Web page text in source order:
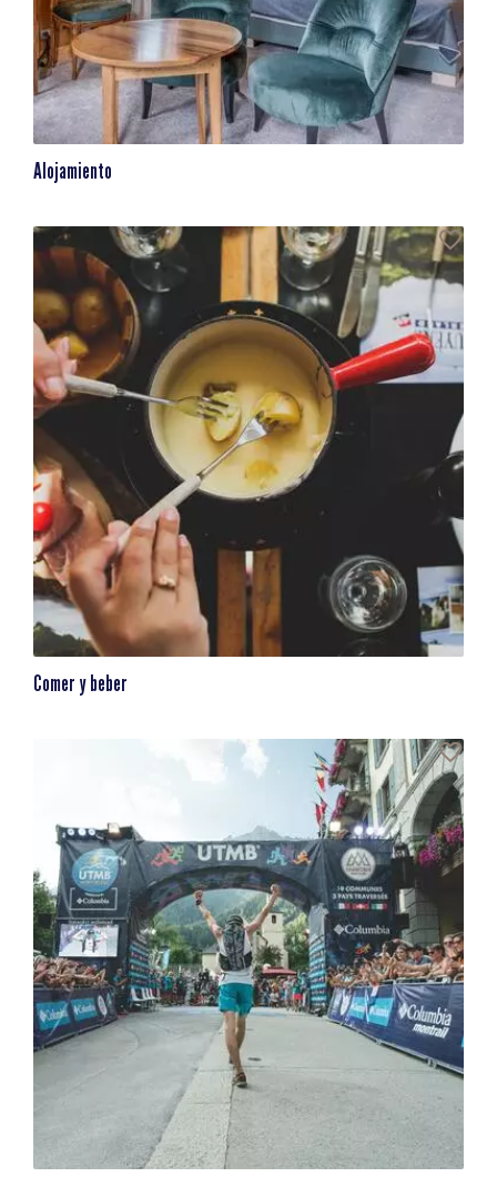
Alojamiento
Comer y beber